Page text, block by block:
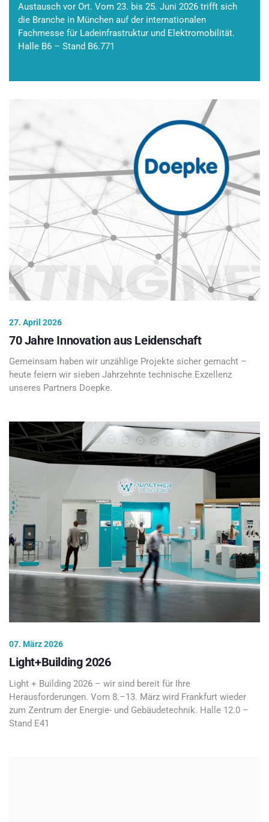
Austausch vor Ort. Vom 23. bis 25. Juni 2026 trifft sich
die Branche in München auf der internationalen
Fachmesse für Ladeinfrastruktur und Elektromobilität.
Halle B6 – Stand B6.771
27. April 2026
70 Jahre Innovation aus Leidenschaft
Gemeinsam haben wir unzählige Projekte sicher gemacht –
heute feiern wir sieben Jahrzehnte technische Exzellenz
unseres Partners Doepke.
07. März 2026
Light+Building 2026
Light + Building 2026 – wir sind bereit für Ihre
Herausforderungen. Vom 8.–13. März wird Frankfurt wieder
zum Zentrum der Energie- und Gebäudetechnik. Halle 12.0 –
Stand E41